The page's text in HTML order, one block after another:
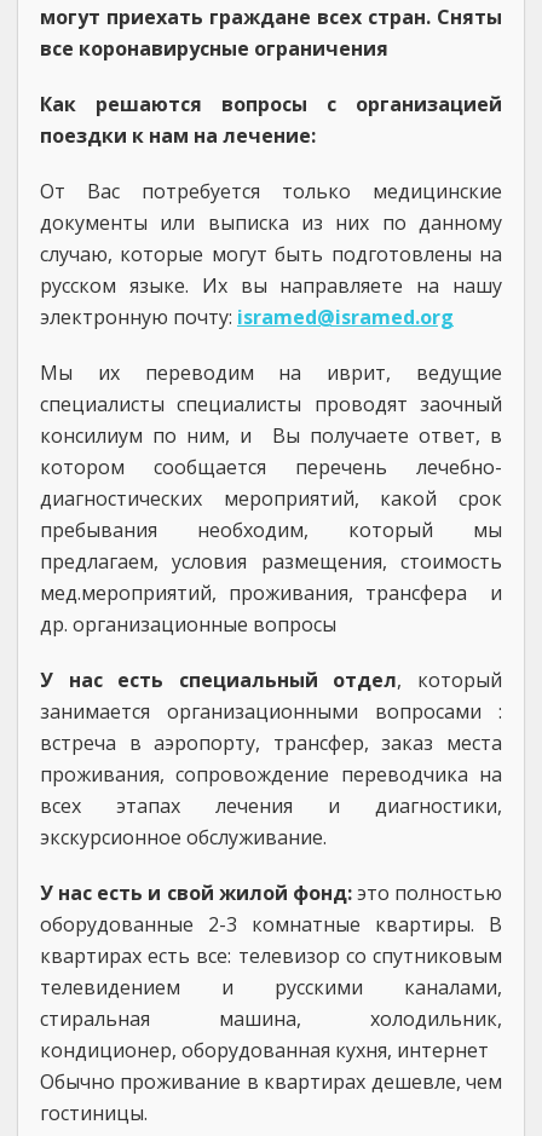
могут приехать граждане всех стран. Сняты
все коронавирусные ограничения
Как решаются вопросы с организацией
поездки к нам на лечение:
От Вас потребуется только медицинские
документы или выписка из них по данному
случаю, которые могут быть подготовлены на
русском языке. Их вы направляете на нашу
электронную почту: isramed@isramed.org
Мы их переводим на иврит, ведущие
специалисты специалисты проводят заочный
консилиум по ним, и Вы получаете ответ, в
котором сообщается перечень лечебно-
диагностических мероприятий, какой срок
пребывания необходим, который мы
предлагаем, условия размещения, стоимость
мед.мероприятий, проживания, трансфера и
др. организационные вопросы
У нас есть специальный отдел, который
занимается организационными вопросами :
встреча в аэропорту, трансфер, заказ места
проживания, сопровождение переводчика на
всех этапах лечения и диагностики,
экскурсионное обслуживание.
У нас есть и свой жилой фонд:это полностью
оборудованные 2-3 комнатные квартиры. В
квартирах есть все: телевизор со спутниковым
телевидением и русскими каналами,
стиральная машина, холодильник,
кондиционер, оборудованная кухня, интернет
Обычно проживание в квартирах дешевле, чем
гостиницы.